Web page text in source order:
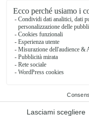
★ 5 (264)
Viale Principe di Napoli 37
Vedi il negozio